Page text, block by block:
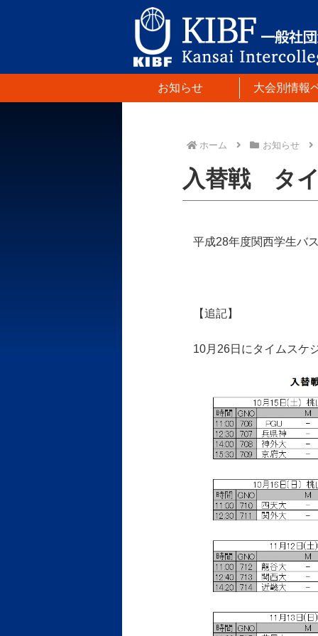
お知らせ 大会別情報
ホーム お知らせ
入替戦 タ
平成28年度関西学生バ
【追記】
10月26日にタイムスケ